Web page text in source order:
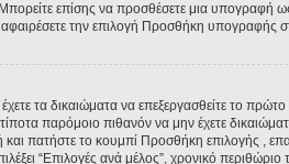
επίσης να προσθέσετε μια υπογραφή
την επιλογή Προσθήκη υπογραφής
τα δικαιώματα να επεξεργασθείτε το
παρόμοιο πιθανόν να μην έχετε
πατήστε το κουμπί Προσθήκη επιλογής ,
“Επιλογές ανά μέλος”, χρονικό